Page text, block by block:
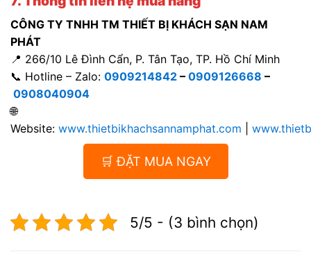
CÔNG TY TNHH TM THIẾT BỊ KHÁCH SẠN NAM
PHÁT
📍 266/10 Lê Đình Cẩn, P. Tân Tạo, TP. Hồ Chí Minh
📞 Hotline – Zalo: 0909214842 – 0909126668 –
0908040904
🌐
Website: www.thietbikhachsannamphat.com
🛒 ĐẶT MUA NGAY
5/5 - (3 bình chọn)